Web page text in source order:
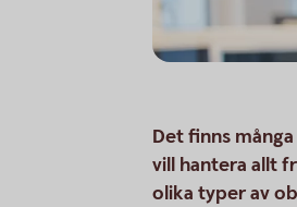
Det finns
vill hantera allt
olika typer av